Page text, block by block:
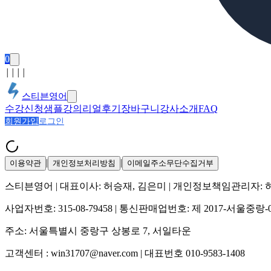
0
스티븐영어
수강신청샘플강의 리얼후기 장바구니 강사소개FAQ
회원가입 로그인
이용약관 | 개인정보처리방침 | 이메일주소무단수집거부
스티븐영어 | 대표이사: 허승재, 김은미 | 개인정보책임관리자:
사업자번호: 315-08-79458 | 통신판매업번호: 제 2017-서울중랑-
주소: 서울특별시 중랑구 상봉로 7, 서일타운
고객센터 : win31707@naver.com | 대표번호 010-9583-1408